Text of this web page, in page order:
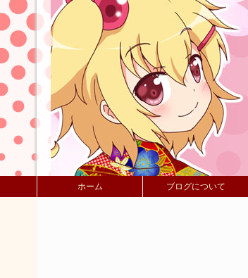
ホーム ブログについて